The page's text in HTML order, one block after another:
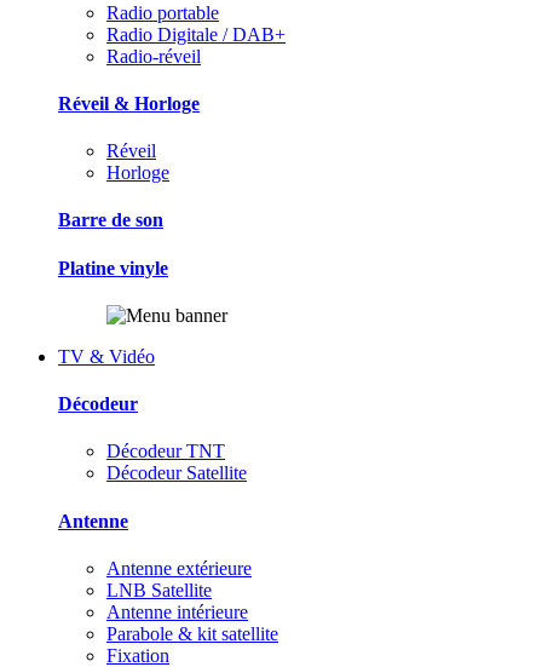
Radio portable
Radio Digitale / DAB+
Radio-réveil
Réveil & Horloge
Réveil
Horloge
Barre de son
Platine vinyle
TV & Vidéo
Décodeur
Décodeur TNT
Décodeur Satellite
Antenne
Antenne extérieure
LNB Satellite
Antenne intérieure
Parabole & kit satellite
Fixation